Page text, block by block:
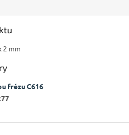
2 mm
frézu C616